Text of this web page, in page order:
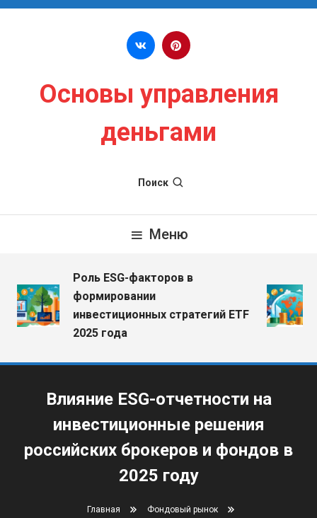
Перейти к содержимому
Основы управления
деньгами
Поиск
Меню
Роль ESG-факторов в
формировании
инвестиционных стратегий ETF
2025 года
Влияние ESG-отчетности на
инвестиционные решения
российских брокеров и фондов в
2025 году
Главная
Фондовый рынок